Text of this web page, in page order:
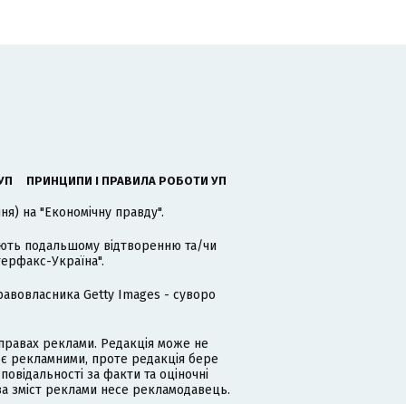
ПРИНЦИПИ І ПРАВИЛА РОБОТИ УП
на "Економічну правду".
подальшому відтворенню та/чи
Україна".
Getty Images - суворо
реклами. Редакція може не
рекламними, проте редакція бере
за факти та оціночні
зміст реклами несе рекламодавець.